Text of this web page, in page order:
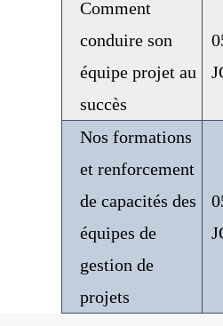
Comment
conduire son
équipe projet au
succès
Nos formations
et renforcement
de capacités des
équipes de
gestion de
projets